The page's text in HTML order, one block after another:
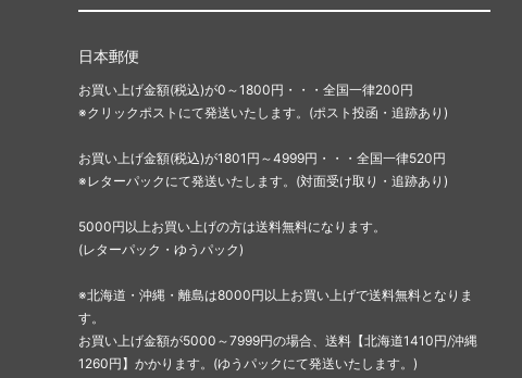
日本郵便
お買い上げ金額(税込)が0～1800円・・・全国一律200円
※クリックポストにて発送いたします。(ポスト投函・追跡あり)
お買い上げ金額(税込)が1801円～4999円・・・全国一律520円
※レターパックにて発送いたします。(対面受け取り・追跡あり)
5000円以上お買い上げの方は送料無料になります。
(レターパック・ゆうパック)
※北海道・沖縄・離島は8000円以上お買い上げで送料無料となりま
す。
お買い上げ金額が5000～7999円の場合、送料【北海道1410円/沖縄
1260円】かかります。(ゆうパックにて発送いたします。)